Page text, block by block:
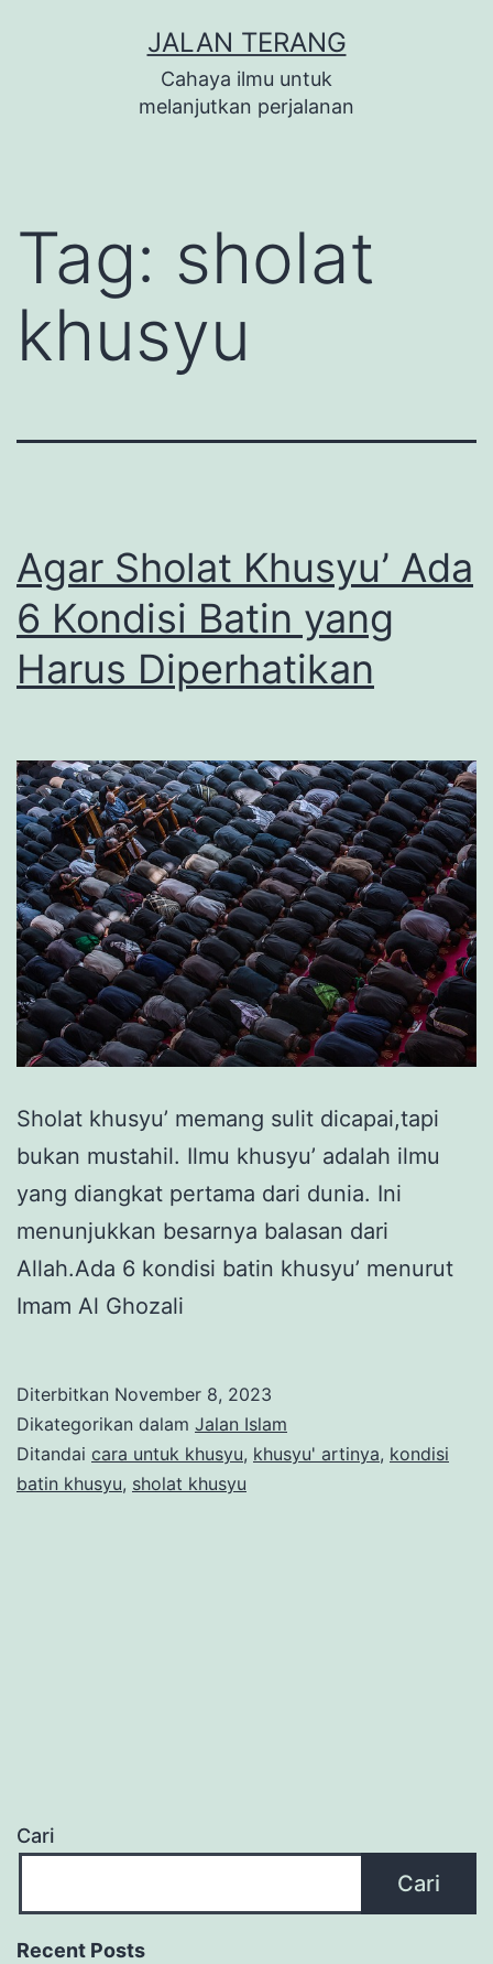
JALAN TERANG
Cahaya ilmu untuk
melanjutkan perjalanan
Tag: sholat
khusyu
Agar Sholat Khusyu’ Ada
6 Kondisi Batin yang
Harus Diperhatikan
Sholat khusyu’ memang sulit dicapai,tapi
bukan mustahil. Ilmu khusyu’ adalah ilmu
yang diangkat pertama dari dunia. Ini
menunjukkan besarnya balasan dari
Allah.Ada 6 kondisi batin khusyu’ menurut
Imam Al Ghozali
Diterbitkan November 8, 2023
Dikategorikan dalam Jalan Islam
Ditandai cara untuk khusyu, khusyu' artinya, kondisi
batin khusyu, sholat khusyu
Cari
Cari
Recent Posts